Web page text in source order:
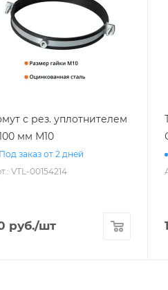
с рез. уплотнителем
мм М10
Под заказ от 2 дней
VTL-00154214
руб./шт